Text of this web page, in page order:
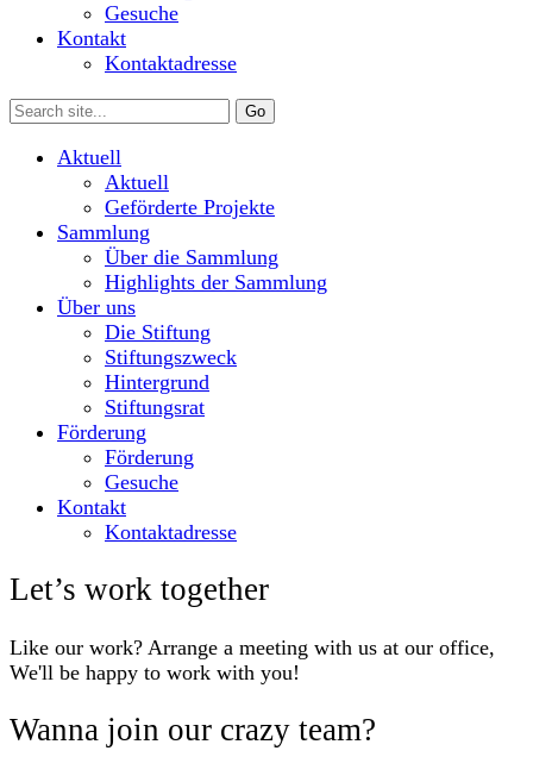
Gesuche
Kontakt
Kontaktadresse
Aktuell
Aktuell
Geförderte Projekte
Sammlung
Über die Sammlung
Highlights der Sammlung
Über uns
Die Stiftung
Stiftungszweck
Hintergrund
Stiftungsrat
Förderung
Förderung
Gesuche
Kontakt
Kontaktadresse
Let’s work together
Like our work? Arrange a meeting with us at our office,
We'll be happy to work with you!
Wanna join our crazy team?